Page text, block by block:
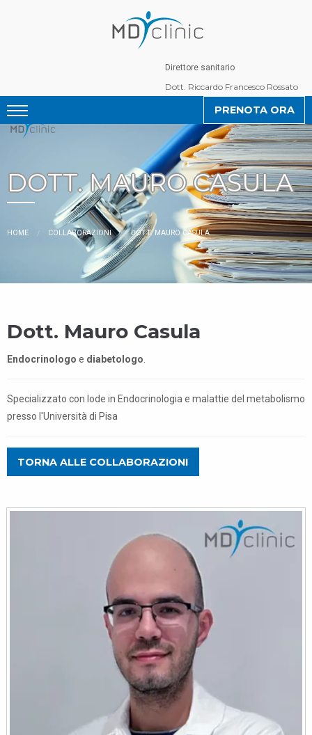
Direttore sanitario
Dott. Riccardo Francesco Rossato
PRENOTA ORA
DOTT. MAURO CASULA
HOME COLLABORAZIONI CURRENT:
DOTT. MAURO CASULA
Dott. Mauro Casula
Endocrinologo e diabetologo.
Specializzato con lode in Endocrinologia e malattie del metabolismo
presso l'Università di Pisa
TORNA ALLE COLLABORAZIONI